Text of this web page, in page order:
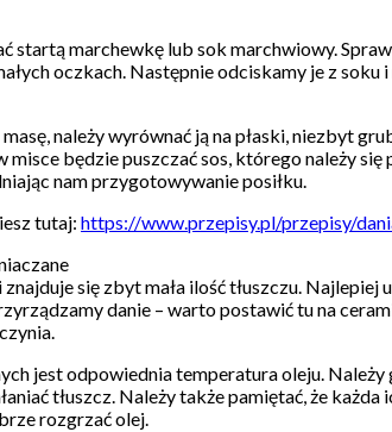
startą marchewkę lub sok marchwiowy.
oczkach. Następnie odciskamy je z
należy wyrównać ją na płaski, niezbyt
misce będzie puszczać sos, którego należy
nam przygotowywanie posiłku.
tutaj: https://www.przepisy.pl/przepisy/
się zbyt mała ilość tłuszczu.
danie – warto postawić tu na
jest odpowiednia temperatura oleju.
tłuszcz. Należy także pamiętać, że każda
rozgrzać olej.